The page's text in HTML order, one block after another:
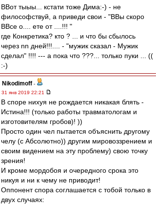
ВВот тыыы... кстати тоже Дима:-) - не
философствуй, а приведи свои - "ВВы скоро
ВВсе о.... ете от ....!!! "
где Конкретика? кто ? ... и что бы сбылось
через nn дней!!!.... - "мужик сказал - Мужик
сделал" !!!! --- а пока что ???... только пуки ... ((
:-)
Nikodimoff -
31 янв 2019 22:21
В споре нихуя не рождается никакая блять -
Истина!!! (только работы травматологам и
изготовителям гробов)! ))
Просто один чел пытается объяснить другому
челу (с Абсолютно)) другим мировоззрением и
своим видением на эту проблему) свою точку
зрения!
И кроме мордобоя и очередного срока это
никуя и ни к чему не приводит!
Оппонент спора соглашается с тобой только в
двух случаях: